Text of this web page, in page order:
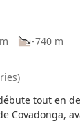
-740 m
tout en
Covadonga,